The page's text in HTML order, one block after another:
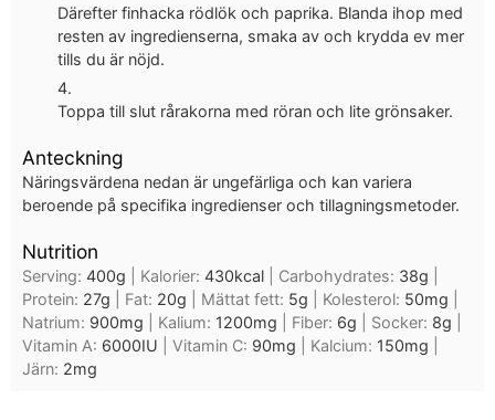
Därefter finhacka rödlök och paprika. Blanda ihop med
resten av ingredienserna, smaka av och krydda ev mer
tills du är nöjd.
Toppa till slut rårakorna med röran och lite grönsaker.
Anteckning
Näringsvärdena nedan är ungefärliga och kan variera
beroende på specifika ingredienser och tillagningsmetoder.
Nutrition
Serving: 400g Kalorier: 430kcal Carbohydrates: 38g
Protein: 27g Fat: 20g Mättat fett: 5g Kolesterol: 50mg
Natrium: 900mg Kalium: 1200mg Fiber: 6g Socker: 8g
Vitamin A: 6000IU Vitamin C: 90mg Kalcium: 150mg
Järn: 2mg